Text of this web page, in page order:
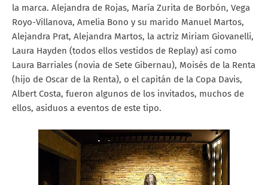
la marca. Alejandra de Rojas, María Zurita de Borbón, Vega
Royo-Villanova, Amelia Bono y su marido Manuel Martos,
Alejandra Prat, Alejandra Martos, la actriz Miriam Giovanelli,
Laura Hayden (todos ellos vestidos de Replay) así como
Laura Barriales (novia de Sete Gibernau), Moisés de la Renta
(hijo de Oscar de la Renta), o el capitán de la Copa Davis,
Albert Costa, fueron algunos de los invitados, muchos de
ellos, asiduos a eventos de este tipo.